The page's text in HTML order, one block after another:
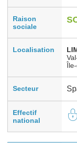
Raison
sociale
Localisation
Secteur
Effectif
national